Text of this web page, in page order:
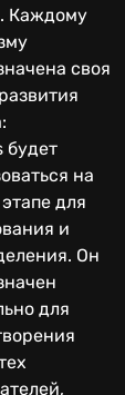
Каждому
своя
будет
на
для
и
Он
для